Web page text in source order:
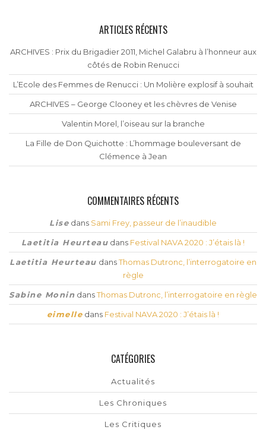
ARTICLES RÉCENTS
ARCHIVES : Prix du Brigadier 2011, Michel Galabru à l’honneur aux
côtés de Robin Renucci
L’Ecole des Femmes de Renucci : Un Molière explosif à souhait
ARCHIVES – George Clooney et les chèvres de Venise
Valentin Morel, l’oiseau sur la branche
La Fille de Don Quichotte : L’hommage bouleversant de
Clémence à Jean
COMMENTAIRES RÉCENTS
Lise dans Sami Frey, passeur de l’inaudible
Laetitia Heurteau dans Festival NAVA 2020 : J’étais là !
Laetitia Heurteau dansThomas Dutronc, l’interrogatoire en
règle
Sabine Monin dansThomas Dutronc, l’interrogatoire en règle
eimelle dans Festival NAVA 2020 : J’étais là !
CATÉGORIES
Actualités
Les Chroniques
Les Critiques